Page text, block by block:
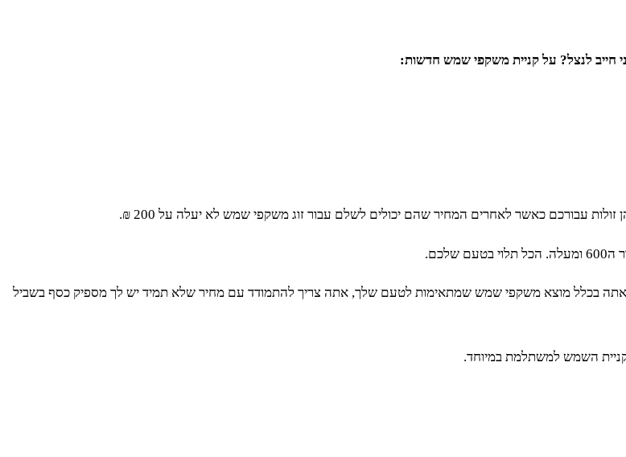
חייב לנצל? על קניית משקפי שמש חדשות:
בכלל מוצא משקפי שמש שמתאימות לטעם שלך, אתה צריך להתמודד עם מחיר שלא תמיד יש לך מספיק כסף בשביל
השמש למשתלמת במיוחד.